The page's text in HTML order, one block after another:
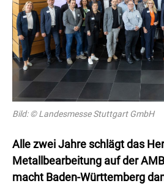
Bild: © Landesmesse Stuttgart GmbH
Alle zwei Jahre schlägt das
Metallbearbeitung auf der
macht Baden-Württemberg